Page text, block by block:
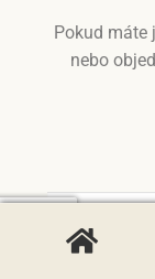
Pokud máte
nebo